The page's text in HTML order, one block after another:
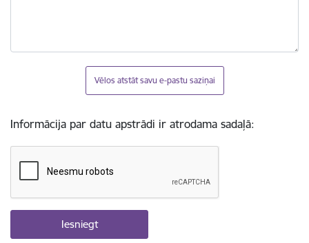
Vēlos atstāt savu e-pastu saziņai
Informācija par datu apstrādi ir atrodama sadaļā: